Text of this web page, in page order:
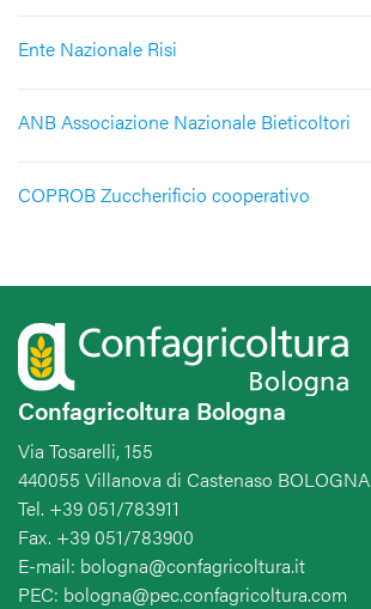
Ente Nazionale Risi
ANB Associazione Nazionale Bieticoltori
COPROB Zuccherificio cooperativo
Confagricoltura Bologna
Via Tosarelli, 155
440055 Villanova di Castenaso BOLOGNA
Tel. +39 051/783911
Fax. +39 051/783900
E-mail: bologna@confagricoltura.it
PEC: bologna@pec.confagricoltura.com